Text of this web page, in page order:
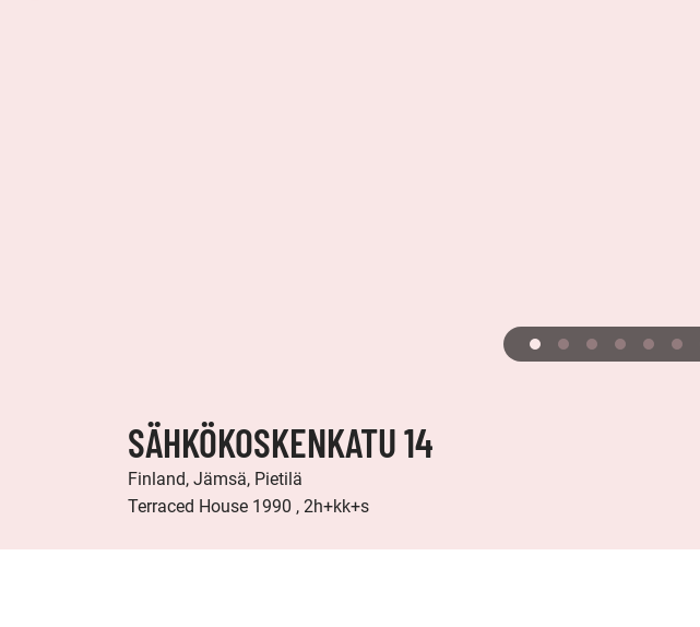
SÄHKÖKOSKENKATU 14
Finland, Jämsä, Pietilä
Terraced House 1990 , 2h+kk+s